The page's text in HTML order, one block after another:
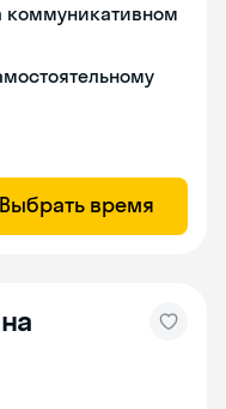
коммуникативном
Выбрать время